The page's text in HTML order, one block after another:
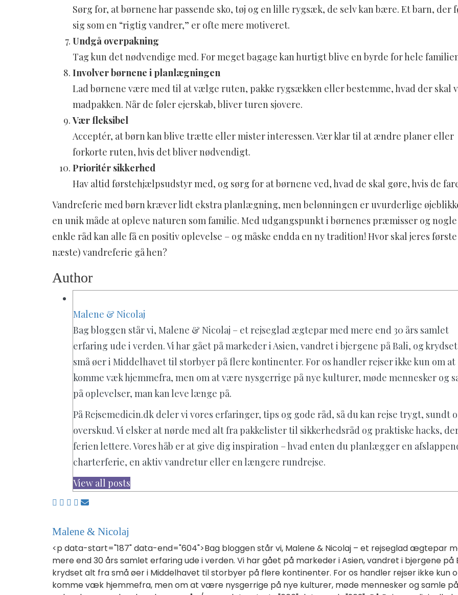
Sørg for, at børnene har passende sko, tøj og en lille rygsæk, de selv kan bære. Et barn, der
sig som en “rigtig vandrer,” er ofte mere motiveret.
Undgå overpakning
Tag kun det nødvendige med. For meget bagage kan hurtigt blive en byrde for hele
Involver børnene i planlægningen
Lad børnene være med til at vælge ruten, pakke rygsækken eller bestemme, hvad der skal
madpakken. Når de føler ejerskab, bliver turen sjovere.
Vær fleksibel
Acceptér, at børn kan blive trætte eller mister interessen. Vær klar til at ændre planer eller
forkorte ruten, hvis det bliver nødvendigt.
Prioritér sikkerhed
Hav altid førstehjælpsudstyr med, og sørg for at børnene ved, hvad de skal gøre, hvis de
Vandreferie med børn kræver lidt ekstra planlægning, men belønningen er uvurderlige
en unik måde at opleve naturen som familie. Med udgangspunkt i børnenes præmisser og
enkle råd kan alle få en positiv oplevelse – og måske endda en ny tradition! Hvor skal jeres
næste) vandreferie gå hen?
Author
Malene & Nicolaj
Bag bloggen står vi, Malene & Nicolaj – et rejseglad ægtepar med mere end 30 års samlet
erfaring ude i verden. Vi har gået på markeder i Asien, vandret i bjergene på Bali, og
små øer i Middelhavet til storbyer på flere kontinenter. For os handler rejser ikke kun om at
komme væk hjemmefra, men om at være nysgerrige på nye kulturer, møde mennesker og
på oplevelser, man kan leve længe på.
På Rejsemedicin.dk deler vi vores erfaringer, tips og gode råd, så du kan rejse trygt, sundt
overskud. Vi elsker at nørde med alt fra pakkelister til sikkerhedsråd og praktiske hacks,
ferien lettere. Vores håb er at give dig inspiration – hvad enten du planlægger en
charterferie, en aktiv vandretur eller en længere rundrejse.
View all posts
Malene & Nicolaj
<p data-start="187" data-end="604">Bag bloggen står vi, Malene & Nicolaj – et rejseglad ægtepar
mere end 30 års samlet erfaring ude i verden. Vi har gået på markeder i Asien, vandret i bjergene på
krydset alt fra små øer i Middelhavet til storbyer på flere kontinenter. For os handler rejser ikke kun
komme væk hjemmefra, men om at være nysgerrige på nye kulturer, møde mennesker og samle på